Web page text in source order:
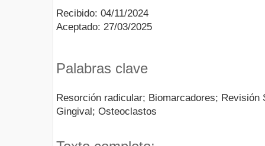
Recibido: 04/11/2024
Aceptado: 27/03/2025
Palabras clave
Resorción radicular; Biomarcadores;
Gingival; Osteoclastos